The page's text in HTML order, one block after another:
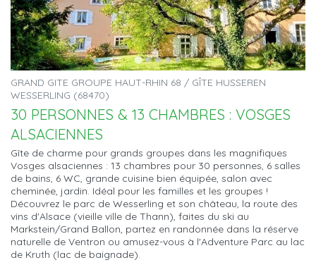
GRAND GITE GROUPE HAUT-RHIN 68 / GÎTE HUSSEREN
WESSERLING (68470)
30 PERSONNES & 13 CHAMBRES : VOSGES
ALSACIENNES
Gîte de charme pour grands groupes dans les magnifiques
Vosges alsaciennes : 13 chambres pour 30 personnes, 6 salles
de bains, 6 WC, grande cuisine bien équipée, salon avec
cheminée, jardin. Idéal pour les familles et les groupes !
Découvrez le parc de Wesserling et son château, la route des
vins d'Alsace (vieille ville de Thann), faites du ski au
Markstein/Grand Ballon, partez en randonnée dans la réserve
naturelle de Ventron ou amusez-vous à l'Adventure Parc au lac
de Kruth (lac de baignade).